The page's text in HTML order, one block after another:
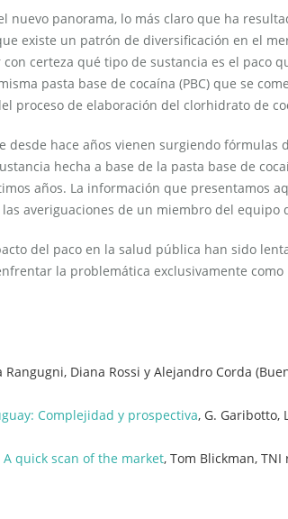
nuevo panorama, lo más claro que ha
existe un patrón de diversificación en el
certeza qué tipo de sustancia es el paco
pasta base de cocaína (PBC) que se
proceso de elaboración del clorhidrato de
desde hace años vienen surgiendo fórmulas
hecha a base de la pasta base de
años. La información que presentamos
averiguaciones de un miembro del equipo
del paco en la salud pública han sido
la problemática exclusivamente
Rangugni, Diana Rossi y Alejandro Corda
Complejidad y prospectiva, G. Garibotto,
quick scan of the market, Tom Blickman,